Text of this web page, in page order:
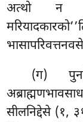
अत्थो न
(ग)
सीलनिद्देसे (१,